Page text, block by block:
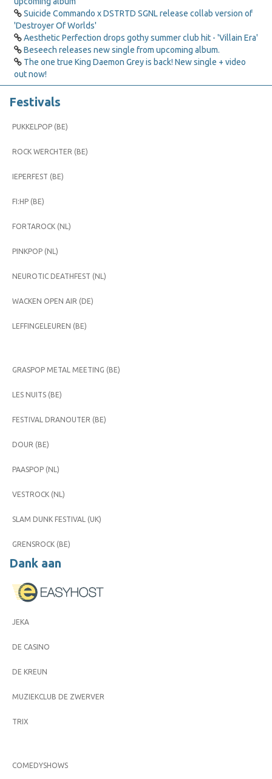
Suicide Commando x DSTRTD SGNL release collab version of
'Destroyer Of Worlds'
Aesthetic Perfection drops gothy summer club hit - 'Villain Era'
Beseech releases new single from upcoming album.
The one true King Daemon Grey is back! New single + video
out now!
Festivals
PUKKELPOP (BE)
ROCK WERCHTER (BE)
IEPERFEST (BE)
FI:HP (BE)
FORTAROCK (NL)
PINKPOP (NL)
NEUROTIC DEATHFEST (NL)
WACKEN OPEN AIR (DE)
LEFFINGELEUREN (BE)
GRASPOP METAL MEETING (BE)
LES NUITS (BE)
FESTIVAL DRANOUTER (BE)
DOUR (BE)
PAASPOP (NL)
VESTROCK (NL)
SLAM DUNK FESTIVAL (UK)
GRENSROCK (BE)
Dank aan
JEKA
DE CASINO
DE KREUN
MUZIEKCLUB DE ZWERVER
TRIX
COMEDYSHOWS